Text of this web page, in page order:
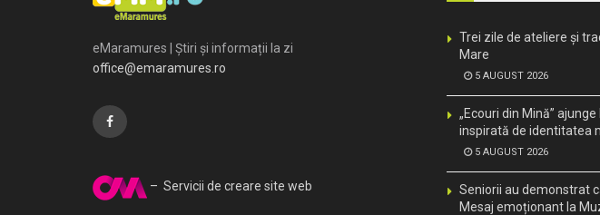
eMaramures | Știri și informații la zi
office@emaramures.ro
– Servicii de creare site web
Trei zile de ateliere și
Mare
5 AUGUST 2026
„Ecouri din Mină”
inspirată de identitatea
5 AUGUST 2026
Seniorii au demonstrat
Mesaj emoționant la